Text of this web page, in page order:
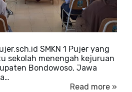
SMKN 1 Pujer yang
sekolah menengah kejuruan
Bondowoso, Jawa
Read more »